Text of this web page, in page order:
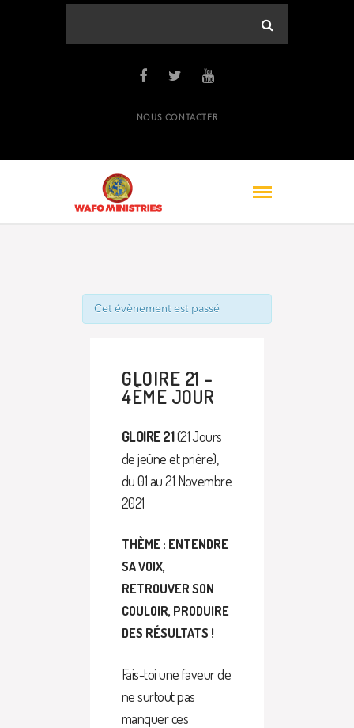
NOUS CONTACTER
Cet évènement est passé
GLOIRE 21 –
4ÈME JOUR
GLOIRE 21(21 Jours
de jeûne et prière),
du 01 au 21 Novembre
2021
THÈME : ENTENDRE
SA VOIX,
RETROUVER SON
COULOIR, PRODUIRE
DES RÉSULTATS !
Fais-toi une faveur de
ne surtout pas
manquer ces